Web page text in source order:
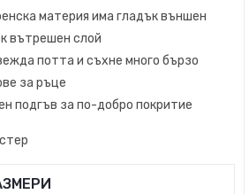
материя има гладък външен
вътрешен слой
потта и съхне много бързо
за ръце
подгъв за по-добро покритие